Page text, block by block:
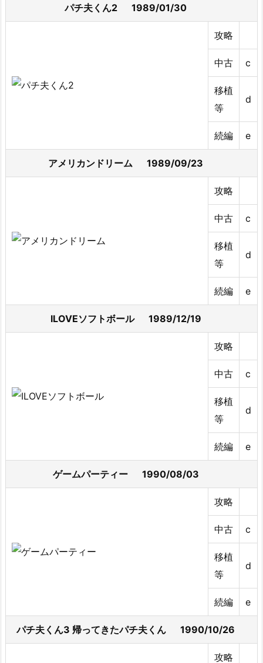
パチ夫くん2 1989/01/30
攻略
中古 c
移植
等
d
続編 e
アメリカンドリーム 1989/09/23
攻略
中古 c
移植
等
d
続編 e
ILOVEソフトボール 1989/12/19
攻略
中古 c
移植
等
d
続編 e
ゲームパーティー 1990/08/03
攻略
中古 c
移植
等
d
続編 e
パチ夫くん3 帰ってきたパチ夫くん 1990/10/26
攻略